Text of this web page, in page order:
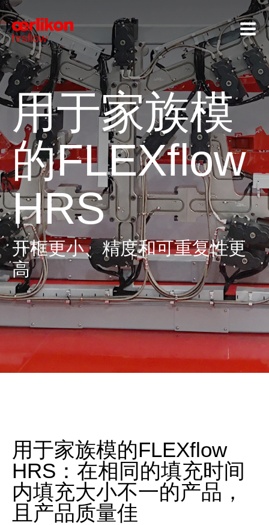
用于家族模
的FLEXflow
HRS
开框更小、精度和可重复性更
高
用于家族模的FLEXflow
HRS：在相同的填充时间
内填充大小不一的产品，
且产品质量佳